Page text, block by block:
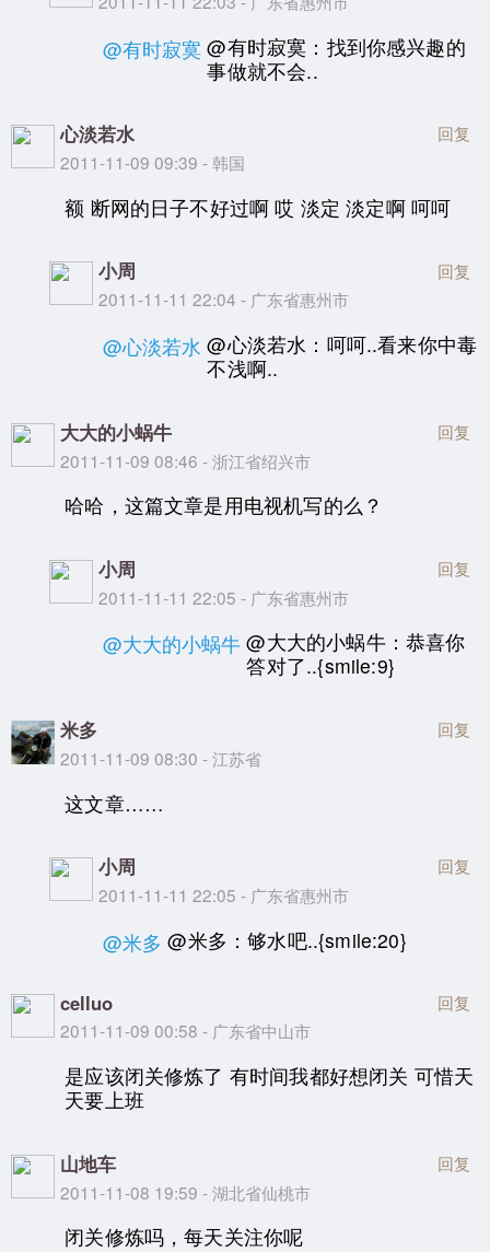
@有时寂寞 @有时寂寞：找到你感兴趣的
事做就不会..
心淡若水
2011-11-09 09:39 - 韩国
回复
额 断网的日子不好过啊 哎 淡定 淡定啊 呵呵
小周
2011-11-11 22:04 - 广东省惠州市
回复
@心淡若水 @心淡若水：呵呵..看来你中毒
不浅啊..
大大的小蜗牛
2011-11-09 08:46 - 浙江省绍兴市
回复
哈哈，这篇文章是用电视机写的么？
小周
2011-11-11 22:05 - 广东省惠州市
回复
@大大的小蜗牛 @大大的小蜗牛：恭喜你
答对了..{smile:9}
米多
2011-11-09 08:30 - 江苏省
回复
这文章……
小周
2011-11-11 22:05 - 广东省惠州市
回复
@米多 @米多：够水吧..{smile:20}
celluo
2011-11-09 00:58 - 广东省中山市
回复
是应该闭关修炼了 有时间我都好想闭关 可惜天
天要上班
山地车
2011-11-08 19:59 - 湖北省仙桃市
回复
闭关修炼吗，每天关注你呢